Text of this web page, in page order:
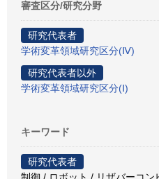
審査区分/研究分野
研究代表者
学術変革領域研究区分(Ⅳ)
研究代表者以外
学術変革領域研究区分(Ⅰ)
キーワード
研究代表者
制御 / ロボット / リザバーコン